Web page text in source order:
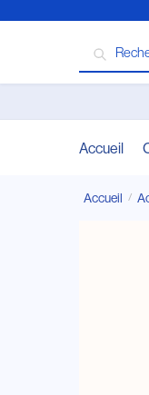
Accueil
Accueil /